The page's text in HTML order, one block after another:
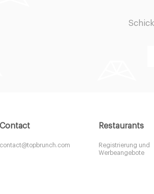
Contact
contact@topbrunch.com
Restaurants
Registrierung und
Werbeangebote